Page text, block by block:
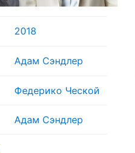
2018
Адам Сэндлер
Федерико Ческой
Адам Сэндлер